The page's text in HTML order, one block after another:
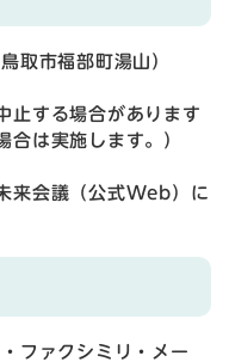
取市福部町湯山）
止する場合があります
合は実施します。）
来会議（公式Web）に
ファクシミリ・メー